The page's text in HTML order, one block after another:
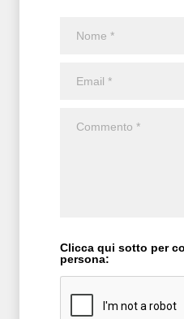
Clicca qui sotto per
persona: